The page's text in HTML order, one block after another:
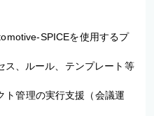
SPICEを使用するプ
ス、ルール、テンプレート等
ト管理の実行支援（会議運